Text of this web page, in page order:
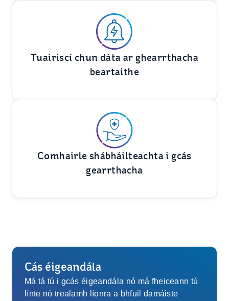
Tuairiscí chun dáta ar ghearrthacha
beartaithe
Comhairle shábháilteachta i gcás
gearrthacha
Cás éigeandála
Má tá tú i gcás éigeandála nó má fheiceann tú
línte nó trealamh líonra a bhfuil damáiste